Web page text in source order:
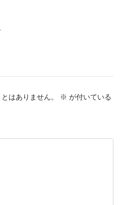
はありません。 ※ が付いている